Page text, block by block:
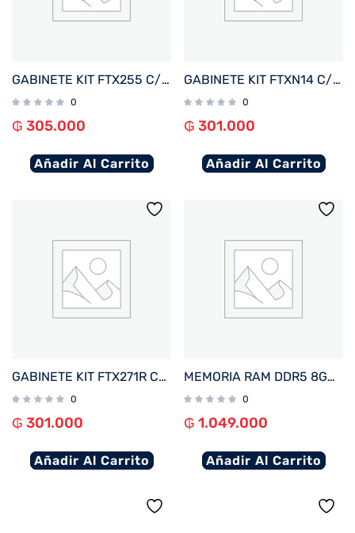
GABINETE KIT FTX255 C/FUENTE 500W MOUSE+TECL+SPK+LAT FRON TRANSP MATX/MITX
0
₲ 305.000
Añadir Al Carrito
GABINETE KIT FTXN14 C/FUENTE 500W MOUSE+TECL+SPK+LATERAL TRANSP MATX/MITX
0
₲ 301.000
Añadir Al Carrito
GABINETE KIT FTX271R C/FUENTE 500W MOUSE+TECL+SPK+LATERAL TRANSP MATX/MITX
0
₲ 301.000
Añadir Al Carrito
MEMORIA RAM DDR5 8GB 5200 FTX 114963
0
₲ 1.049.000
Añadir Al Carrito